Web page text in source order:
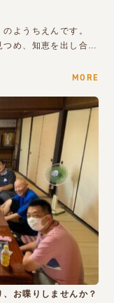
ようちえんです。
つめ、知恵を出し合…
MORE
お喋りしませんか？